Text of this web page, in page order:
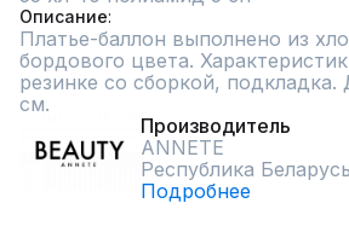
Описание
Платье-баллон выполнено из
бордового цвета.
резинке со сборкой, подкладка.
см.
Производитель
ANNETE
Республика Беларусь
Подробнее